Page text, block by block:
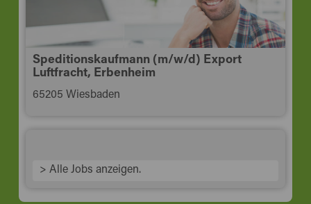
Speditionskaufmann (m/w/d) Export
Luftfracht, Erbenheim
65205 Wiesbaden
> Alle Jobs anzeigen.